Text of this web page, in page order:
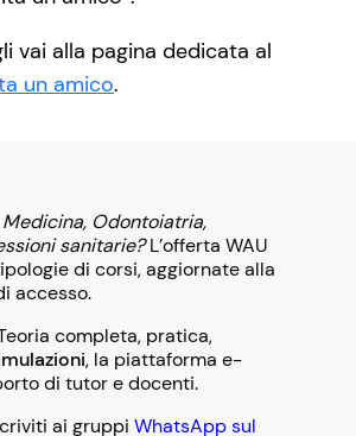
vai alla pagina dedicata al
un amico.
Odontoiatria,
sanitarie?L’offerta WAU
di corsi, aggiornate alla
accesso.
completa, pratica,
, la piattaforma e-
di tutor e docenti.
ai gruppi WhatsApp sul